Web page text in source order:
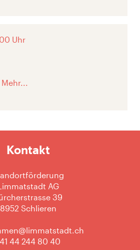
Uhr
Mehr...
Kontakt
AG
39
8952 Schlieren
44 244 80 40